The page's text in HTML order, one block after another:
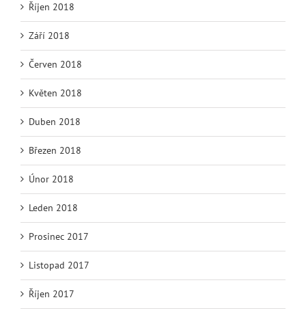
Říjen 2018
Září 2018
Červen 2018
Květen 2018
Duben 2018
Březen 2018
Únor 2018
Leden 2018
Prosinec 2017
Listopad 2017
Říjen 2017